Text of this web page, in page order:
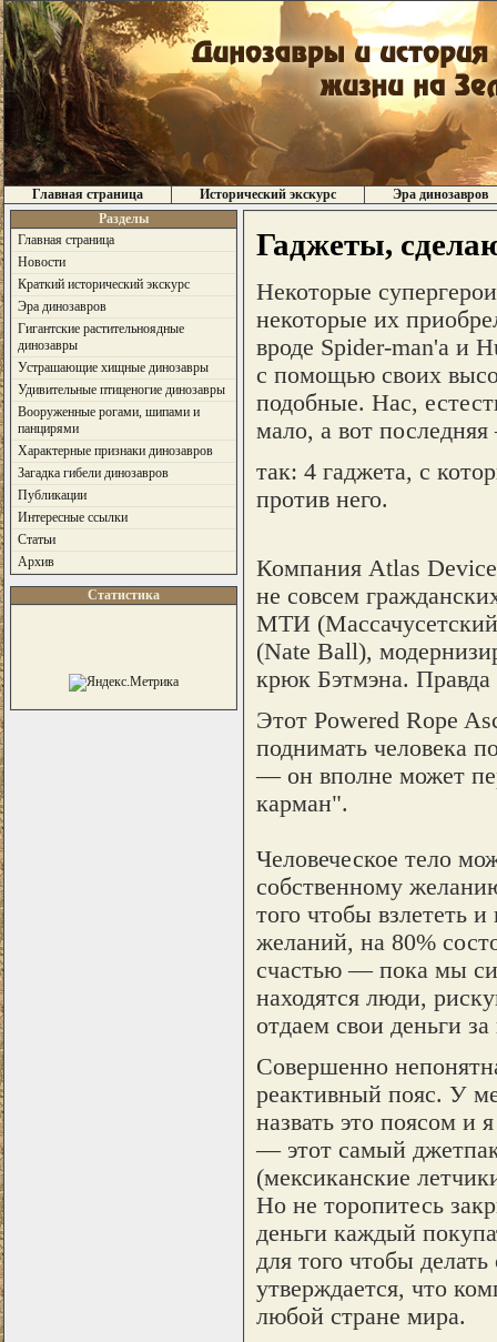
Главная страница Исторический экскурс
Эра динозавров
Разделы
Главная страница
Новости
Краткий исторический экскурс
Эра динозавров
Гигантские растительноядные
динозавры
Устрашающие хищные динозавры
Удивительные птиценогие динозавры
Вооруженные рогами, шипами и
панцирями
Характерные признаки динозавров
Загадка гибели динозавров
Публикации
Интересные ссылки
Статьи
Архив
Статистика
Гаджеты,
Некоторые
некоторые их
вроде Spider-man'а и
с помощью своих
подобные. Нас,
мало, а вот
так: 4 гаджета, с
против него.
Компания Atlas
не совсем
МТИ
(Nate Ball),
крюк Бэтмэна.
Этот Powered Rope
поднимать человека
— он вполне может
карман".
Человеческое тело
собственному
того чтобы взлететь
желаний, на 80%
счастью — пока мы
находятся люди,
отдаем свои деньги
Совершенно
реактивный пояс. У
назвать это поясом и
— этот самый
(мексиканские
Но не торопитесь
деньги каждый
для того чтобы
утверждается, что
любой стране мира.